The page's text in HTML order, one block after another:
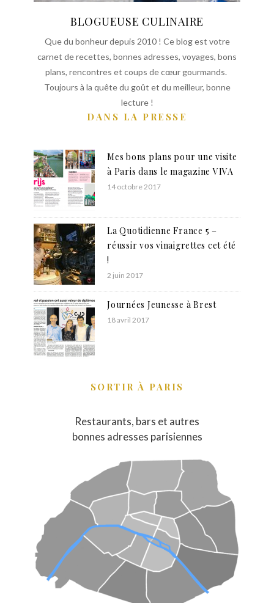
BLOGUEUSE CULINAIRE
Que du bonheur depuis 2010 ! Ce blog est votre
carnet de recettes, bonnes adresses, voyages, bons
plans, rencontres et coups de cœur gourmands.
Toujours à la quête du goût et du meilleur, bonne
lecture !
DANS LA PRESSE
Mes bons plans pour une visite
à Paris dans le magazine VIVA
14 octobre 2017
La Quotidienne France 5 –
réussir vos vinaigrettes cet été
!
2 juin 2017
Journées Jeunesse à Brest
18 avril 2017
SORTIR À PARIS
Restaurants, bars et autres
bonnes adresses parisiennes